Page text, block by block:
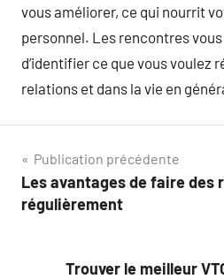
vous améliorer, ce qui nourrit
personnel. Les rencontres
d’identifier ce que vous voulez
relations et dans la vie en
Navigation
de
Publication précédente
Les avantages de faire des
régulièrement
Trouver le meilleur